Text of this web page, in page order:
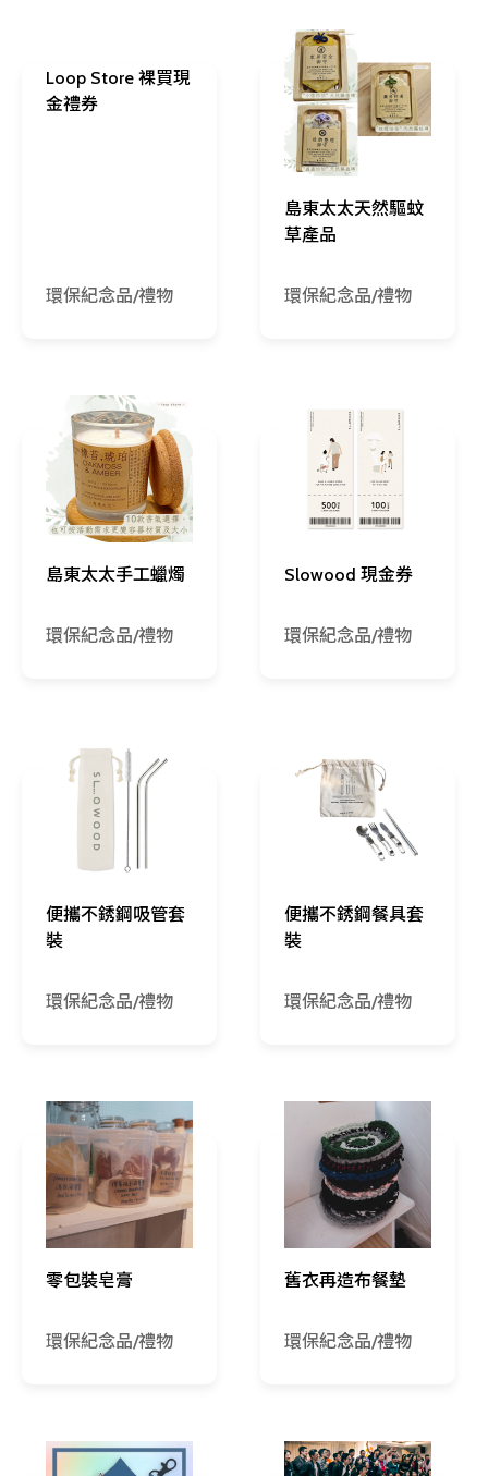
Loop Store 裸買現
金禮券
環保紀念品/禮物
島東太太天然驅蚊
草產品
環保紀念品/禮物
島東太太手工蠟燭
環保紀念品/禮物
Slowood 現金券
環保紀念品/禮物
便攜不銹鋼吸管套
裝
環保紀念品/禮物
便攜不銹鋼餐具套
裝
環保紀念品/禮物
零包裝皂膏
環保紀念品/禮物
舊衣再造布餐墊
環保紀念品/禮物